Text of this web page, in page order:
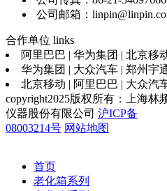
公司邮箱：
合作单位 links
阿里巴巴 | 华为集团 | 北京移
华为集团 | 大众汽车 | 郑州宇
北京移动 | 阿里巴巴 | 大众汽
copyright2025版权所有：上海林
仪器股份有限公司 沪ICP备
08003214号 网站地图
首页
老化箱系列